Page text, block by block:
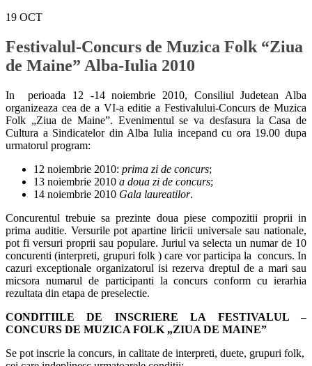
19 OCT
Festivalul-Concurs de Muzica Folk “Ziua
de Maine” Alba-Iulia 2010
In perioada 12 -14 noiembrie 2010, Consiliul Judetean Alba
organizeaza cea de a VI-a editie a Festivalului-Concurs de Muzica
Folk „Ziua de Maine”. Evenimentul se va desfasura la Casa de
Cultura a Sindicatelor din Alba Iulia incepand cu ora 19.00 dupa
urmatorul program:
12 noiembrie 2010: prima zi de concurs;
13 noiembrie 2010 a doua zi de concurs;
14 noiembrie 2010 Gala laureatilor.
Concurentul trebuie sa prezinte doua piese compozitii proprii in
prima auditie. Versurile pot apartine liricii universale sau nationale,
pot fi versuri proprii sau populare. Juriul va selecta un numar de 10
concurenti (interpreti, grupuri folk ) care vor participa la concurs. In
cazuri exceptionale organizatorul isi rezerva dreptul de a mari sau
micsora numarul de participanti la concurs conform cu ierarhia
rezultata din etapa de preselectie.
CONDITIILE DE INSCRIERE LA FESTIVALUL –
CONCURS DE MUZICA FOLK „ZIUA DE MAINE”
Se pot inscrie la concurs, in calitate de interpreti, duete, grupuri folk,